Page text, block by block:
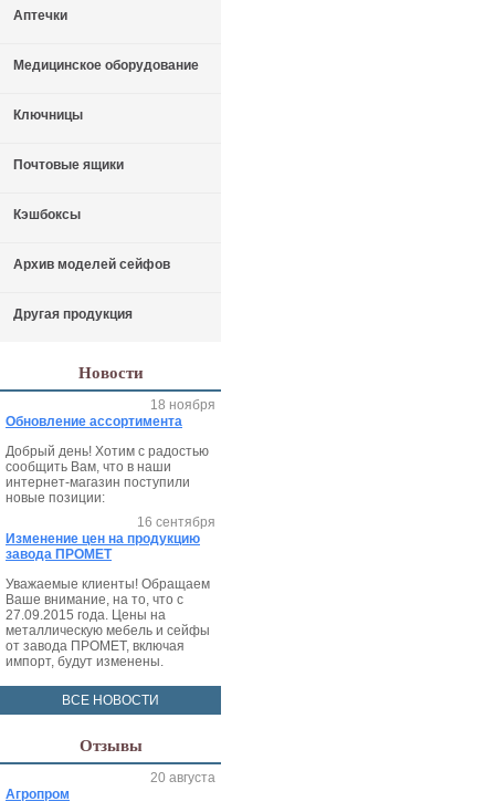
Аптечки
Медицинское оборудование
Ключницы
Почтовые ящики
Кэшбоксы
Архив моделей сейфов
Другая продукция
Новости
Обновление ассортимента
18 ноября
Добрый день! Хотим с радостью
сообщить Вам, что в наши
интернет-магазин поступили
новые позиции:
Изменение цен на продукцию
завода ПРОМЕТ
16 сентября
Уважаемые клиенты! Обращаем
Ваше внимание, на то, что с
27.09.2015 года. Цены на
металлическую мебель и сейфы
от завода ПРОМЕТ, включая
импорт, будут изменены.
ВСЕ НОВОСТИ
Отзывы
Агропром
20 августа